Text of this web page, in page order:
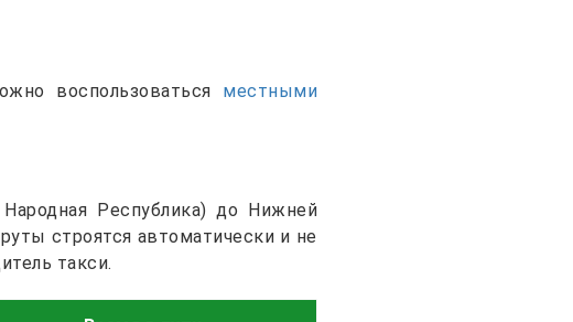
воспользоваться местными
Республика) до Нижней
строятся автоматически и не
такси.